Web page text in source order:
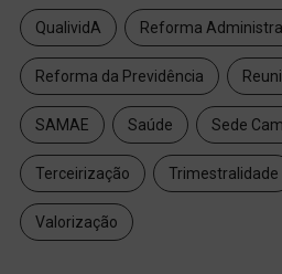
QualividA Reforma
Reforma da Previdência
SAMAE Saúde Sede
Terceirização Trimestralidade
Valorização